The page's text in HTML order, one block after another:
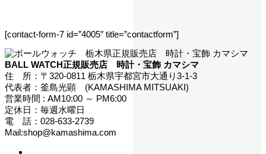
[contact-form-7 id=”4005″ title=”contactform”]
BALL WATCH正規販売店 時計・宝飾 カマシマ
住 所：〒320-0811 栃木県宇都宮市大通り3-1-3
代表者：釜島光顕 (KAMASHIMA MITSUAKI)
営業時間 : AM10:00 ～ PM6:00
定休日：毎週水曜日
電 話：028-633-2739
Mail:shop@kamashima.com